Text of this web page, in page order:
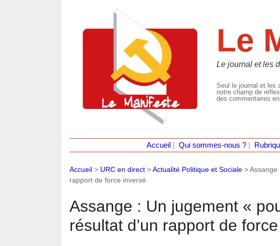
Le
Le journal et les
Seul le journal et les
notre champ de
des commentaires
Accueil Qui sommes-nous ?|
Accueil > URC en direct >Actualité Politique et Sociale >Assange
rapport de force inversé
Assange : Un jugement «
résultat d’un rapport de